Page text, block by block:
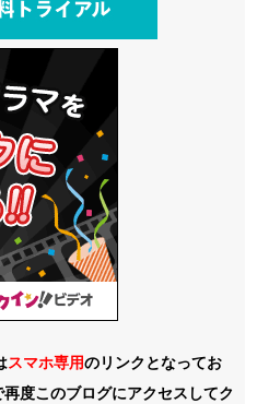
スマホ専用のリンクとなってお
度このブログにアクセスしてク